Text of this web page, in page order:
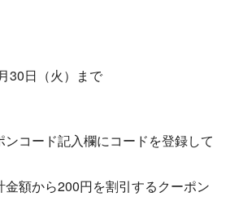
30日（火）まで
コード記入欄にコードを登録して
金額から200円を割引するクーポン